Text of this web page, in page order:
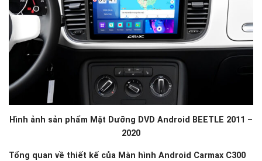
Hình ảnh sản phẩm Mặt Dưỡng DVD Android BEETLE 2011 –
2020
Tổng quan về thiết kế của Màn hình Android Carmax C300